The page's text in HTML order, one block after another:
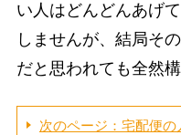
い人はどんどんあげ
しませんが、結局そ
だと思われても全然構
次のページ：宅配便